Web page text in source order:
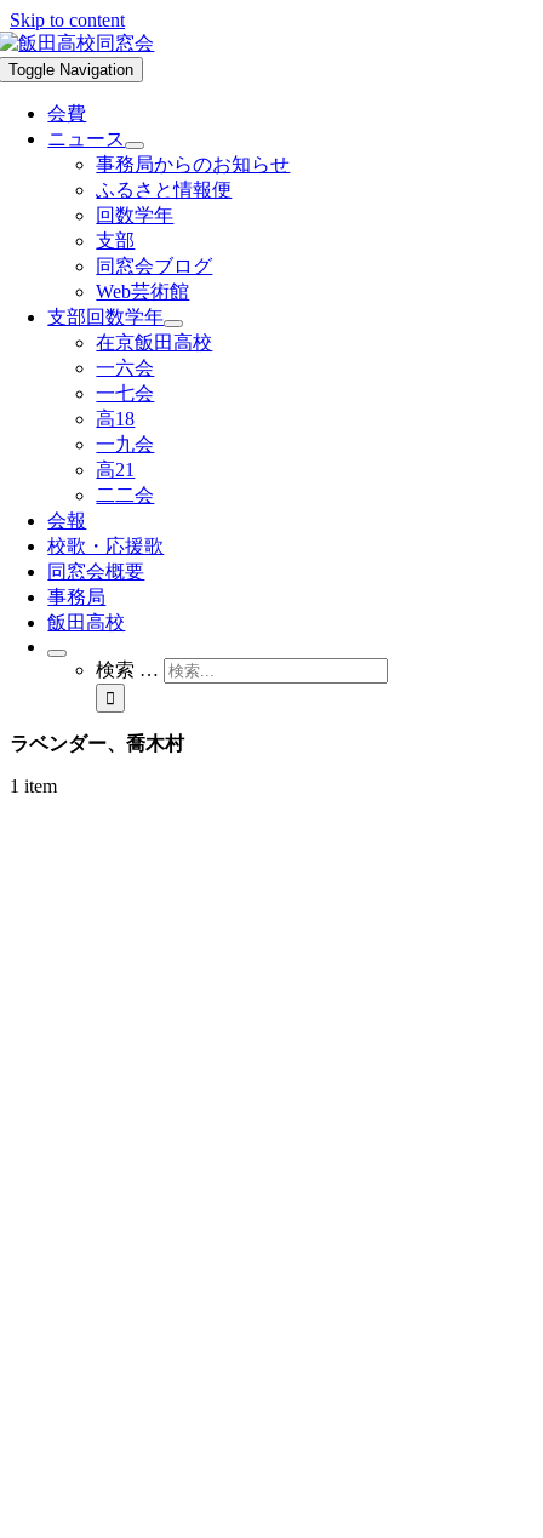
Skip to content
Toggle Navigation
会費
ニュース
事務局からのお知らせ
ふるさと情報便
回数学年
支部
同窓会ブログ
Web芸術館
支部回数学年
在京飯田高校
一六会
一七会
高18
一九会
高21
二二会
会報
校歌・応援歌
同窓会概要
事務局
飯田高校
検索 …
ラベンダー、喬木村
1 item